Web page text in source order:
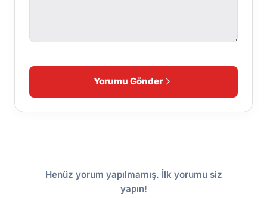
Yorumu Gönder
Henüz yorum yapılmamış. İlk yorumu siz
yapın!